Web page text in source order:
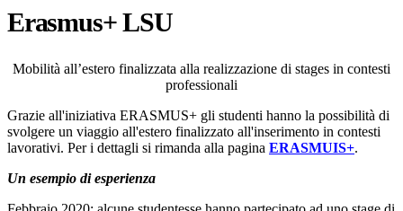
Erasmus+ LSU
Mobilità all’estero finalizzata alla realizzazione di stages in contesti
professionali
Grazie all'iniziativa ERASMUS+ gli studenti hanno la possibilità di
svolgere un viaggio all'estero finalizzato all'inserimento in contesti
lavorativi. Per i dettagli si rimanda alla pagina ERASMUIS+.
Un esempio di esperienza